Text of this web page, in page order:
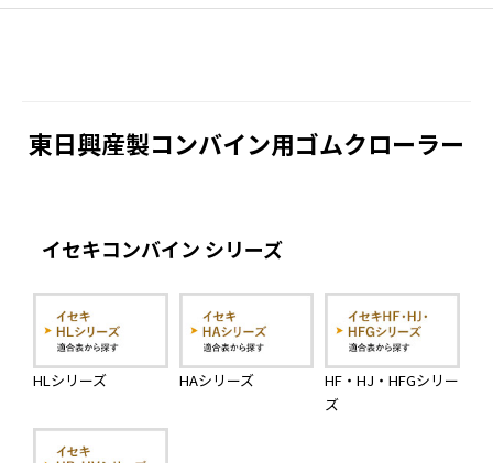
東日興産製コンバイン用ゴムクローラー
イセキコンバイン シリーズ
HLシリーズ HAシリーズ
HF・HJ・HFGシリー
ズ